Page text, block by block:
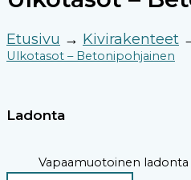
Etusivu → Kivirakenteet
Ulkotasot – Betonipohjainen
Ladonta
Vapaamuotoinen ladonta